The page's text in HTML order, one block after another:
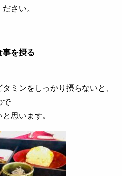
さい。
事を摂る
ミンをしっかり摂らないと、
で
思います。